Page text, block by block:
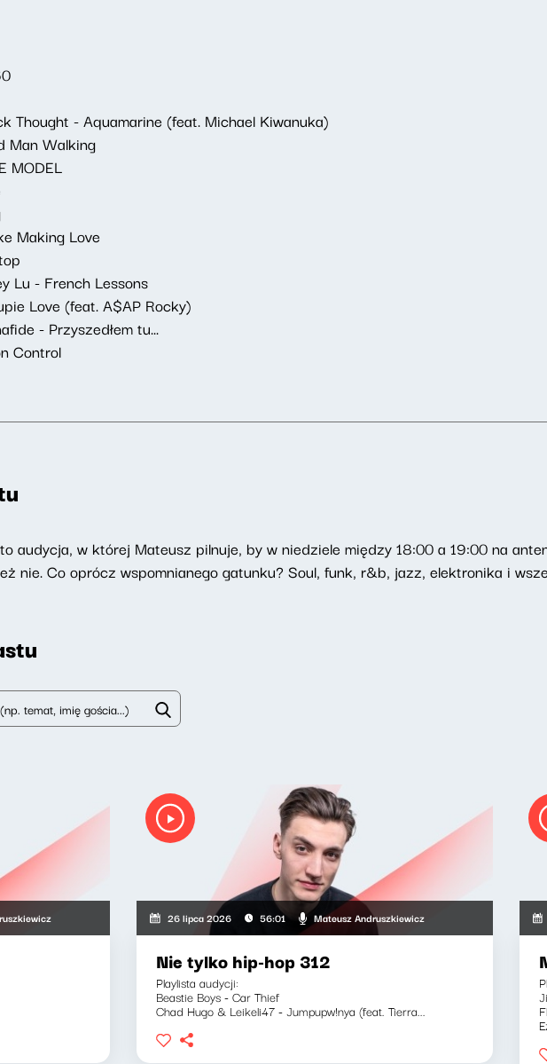
Thought - Aquamarine (feat. Michael Kiwanuka)
Man Walking
MODEL
Making Love
Lu - French Lessons
Love (feat. A$AP Rocky)
- Przyszedłem tu...
Control
audycja, w której Mateusz pilnuje, by w niedziele między 18:00 a 19:00 na
nie. Co oprócz wspomnianego gatunku? Soul, funk, r&b, jazz, elektronika i
26 lipca 2026 56:01 Mateusz Andruszkiewicz
Nie tylko hip-hop 312
Playlista audycji:
Beastie Boys - Car Thief
Chad Hugo & Leikeli47 - Jumpupw!nya (feat. Tierra...